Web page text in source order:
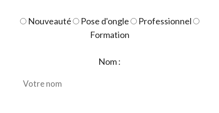
Nouveauté Pose d'ongle
Professionnel
Formation
Nom :